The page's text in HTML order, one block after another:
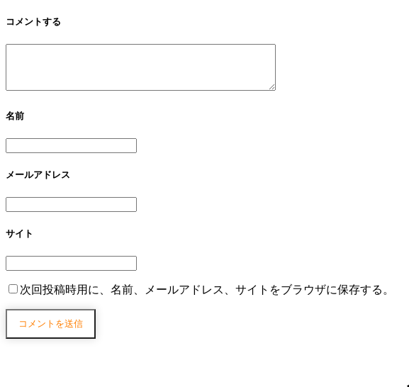
コメントする
名前
メールアドレス
サイト
次回投稿時用に、名前、メールアドレス、サイトをブラウザに保存する。